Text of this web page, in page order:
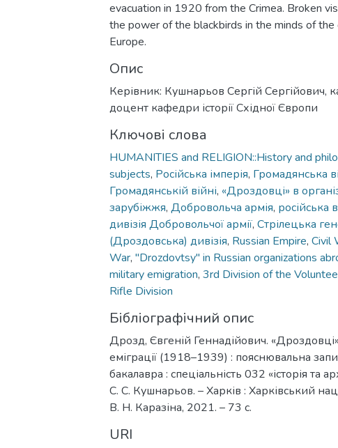
evacuation in 1920 from the Crimea. Broken
the power of the blackbirds in the minds of
Europe.
Опис
Керівник: Кушнарьов Сергій Сергійович,
доцент кафедри історії Східної Європи
Ключові слова
HUMANITIES and RELIGION::History and
subjects, Російська імперія, Громадянська
Громадянській війні, «Дроздовці» в
зарубіжжя, Добровольча армія, російська
дивізія Добровольчої армії, Стрілецька
(Дроздовська) дивізія, Russian Empire, Civil
War, "Drozdovtsy" in Russian organizations
military emigration, 3rd Division of the
Rifle Division
Бібліографічний опис
Дрозд, Євгеній Геннадійович.
еміграції (1918–1939) : пояснювальна
бакалавра : спеціальність 032 «історія та
С. С. Кушнарьов. – Харків : Харківський
В. Н. Каразіна, 2021. – 73 с.
URI